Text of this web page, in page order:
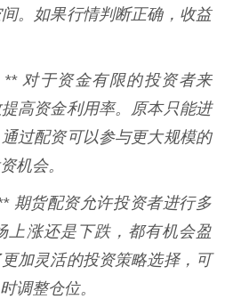
。如果行情判断正确，收益
对于资金有限的投资者来
高资金利用率。原本只能进
过配资可以参与更大规模的
机会。
期货配资允许投资者进行多
上涨还是下跌，都有机会盈
加灵活的投资策略选择，可
调整仓位。